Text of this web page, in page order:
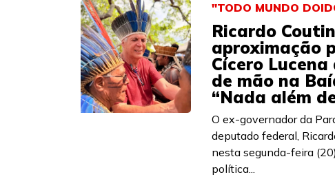
"TODO MUNDO
Ricardo
aproximação
Cícero
de mão na
“Nada além
O ex-governador da
deputado federal,
nesta segunda-feira
política...